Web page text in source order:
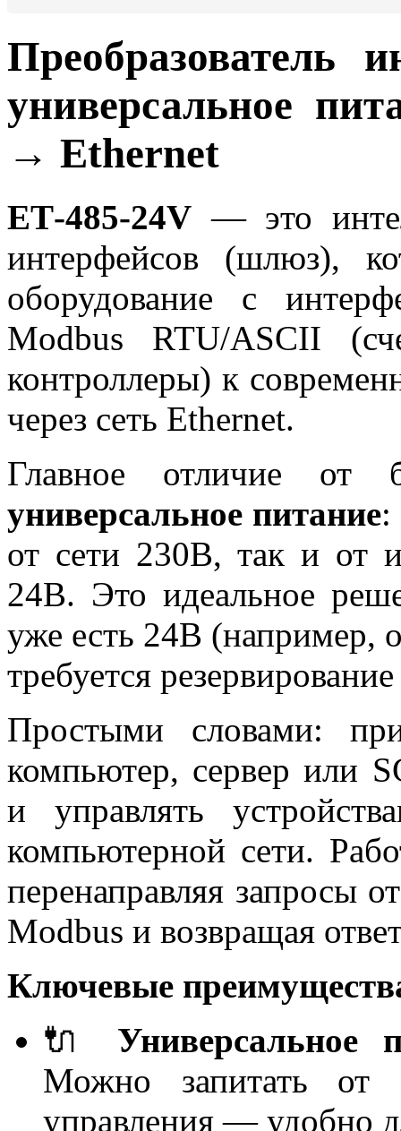
Преобразователь
универсальное
→ Ethernet
ЕТ-485-24V — это
интерфейсов (шлюз),
оборудование с
Modbus RTU/ASCII
контроллеры) к
через сеть Ethernet.
Главное отличие
универсальное питание:
от сети 230В, так и от
24В. Это идеальное
уже есть 24В (например,
требуется
Простыми словами:
компьютер, сервер или
и управлять
компьютерной сети.
перенаправляя запросы
Modbus и возвращая
Ключевые
🔌 Универсальное
Можно запитать от
управления — удобно